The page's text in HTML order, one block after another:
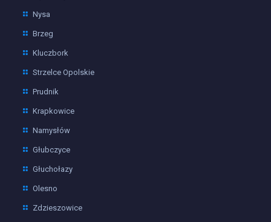
Nysa
Brzeg
Kluczbork
Strzelce Opolskie
Prudnik
Krapkowice
Namysłów
Głubczyce
Głuchołazy
Olesno
Zdzieszowice